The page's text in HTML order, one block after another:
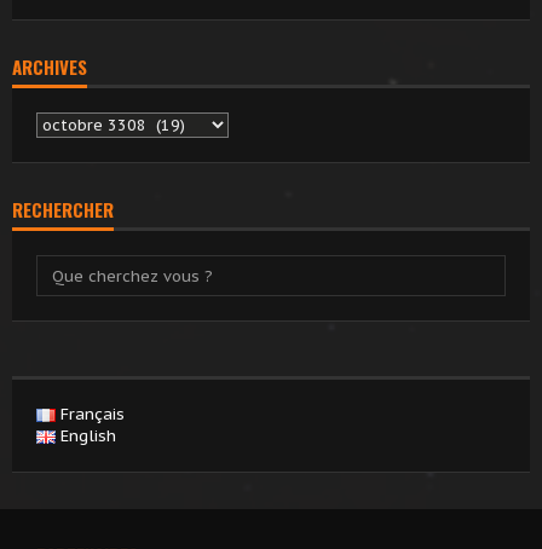
ARCHIVES
Archives
RECHERCHER
Français
English